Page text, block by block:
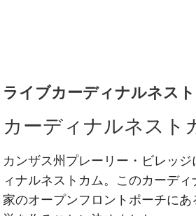
ライブカーディナルネス
カーディナルネスト
カンザス州プレーリー・ビレッ
ィナルネストカム。このカーディ
家のオープンフロントポーチに